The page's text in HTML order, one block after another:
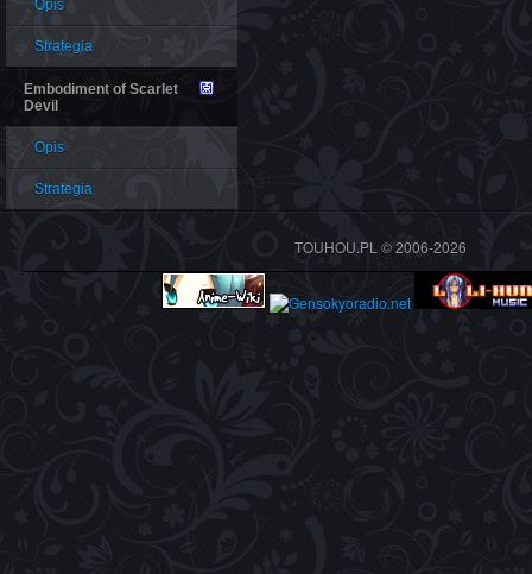
Opis
Strategia
Embodiment of Scarlet
Devil
Opis
Strategia
TOUHOU.PL © 2006-2026